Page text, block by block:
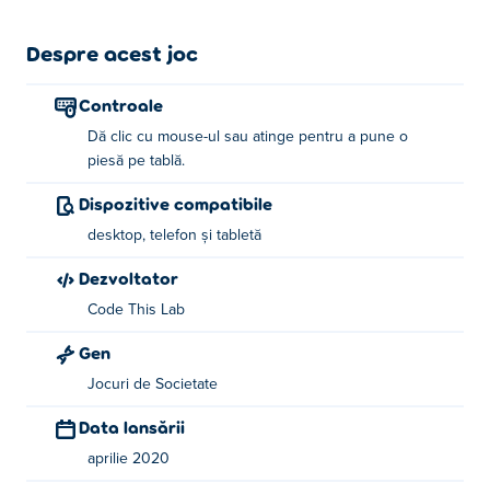
Despre acest joc
Controale
Dă clic cu mouse-ul sau atinge pentru a pune o
piesă pe tablă.
Dispozitive compatibile
desktop, telefon și tabletă
Dezvoltator
Code This Lab
Gen
Jocuri de Societate
Data lansării
aprilie 2020